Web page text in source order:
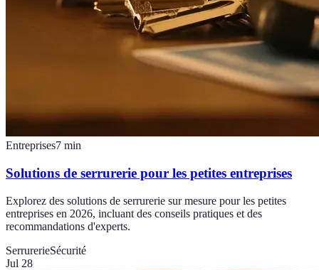
Entreprises7 min
Solutions de serrurerie pour les petites entreprises
Explorez des solutions de serrurerie sur mesure pour les petites
entreprises en 2026, incluant des conseils pratiques et des
recommandations d'experts.
SerrurerieSécurité
Jul 28